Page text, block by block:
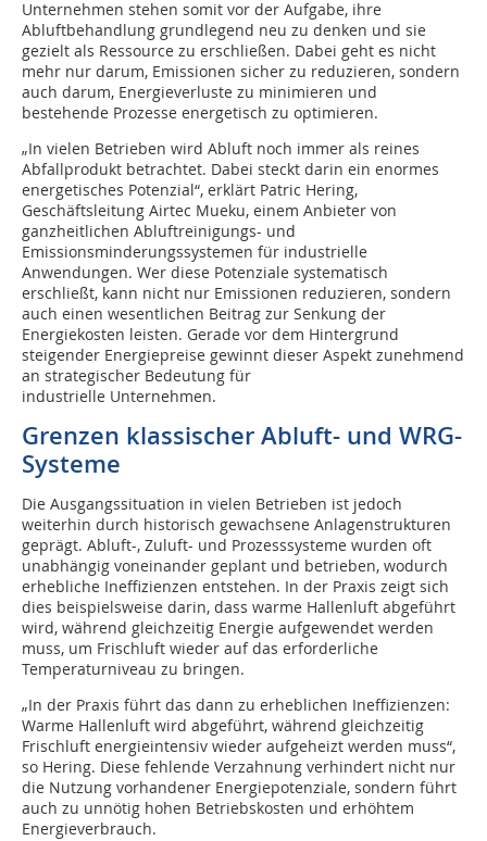
Unternehmen stehen somit vor der Aufgabe, ihre
Abluftbehandlung grundlegend neu zu denken und sie
gezielt als Ressource zu erschließen. Dabei geht es nicht
mehr nur darum, Emissionen sicher zu reduzieren, sondern
auch darum, Energieverluste zu minimieren und
bestehende Prozesse energetisch zu optimieren.
„In vielen Betrieben wird Abluft noch immer als reines
Abfallprodukt betrachtet. Dabei steckt darin ein enormes
energetisches Potenzial“, erklärt Patric Hering,
Geschäftsleitung Airtec Mueku, einem Anbieter von
ganzheitlichen Abluftreinigungs- und
Emissionsminderungssystemen für industrielle
Anwendungen. Wer diese Potenziale systematisch
erschließt, kann nicht nur Emissionen reduzieren, sondern
auch einen wesentlichen Beitrag zur Senkung der
Energiekosten leisten. Gerade vor dem Hintergrund
steigender Energiepreise gewinnt dieser Aspekt zunehmend
an strategischer Bedeutung für
industrielle Unternehmen.
Grenzen klassischer Abluft- und WRG-
Systeme
Die Ausgangssituation in vielen Betrieben ist jedoch
weiterhin durch historisch gewachsene Anlagenstrukturen
geprägt. Abluft-, Zuluft- und Prozesssysteme wurden oft
unabhängig voneinander geplant und betrieben, wodurch
erhebliche Ineffizienzen entstehen. In der Praxis zeigt sich
dies beispielsweise darin, dass warme Hallenluft abgeführt
wird, während gleichzeitig Energie aufgewendet werden
muss, um Frischluft wieder auf das erforderliche
Temperaturniveau zu bringen.
„In der Praxis führt das dann zu erheblichen Ineffizienzen:
Warme Hallenluft wird abgeführt, während gleichzeitig
Frischluft energieintensiv wieder aufgeheizt werden muss“,
so Hering. Diese fehlende Verzahnung verhindert nicht nur
die Nutzung vorhandener Energiepotenziale, sondern führt
auch zu unnötig hohen Betriebskosten und erhöhtem
Energieverbrauch.